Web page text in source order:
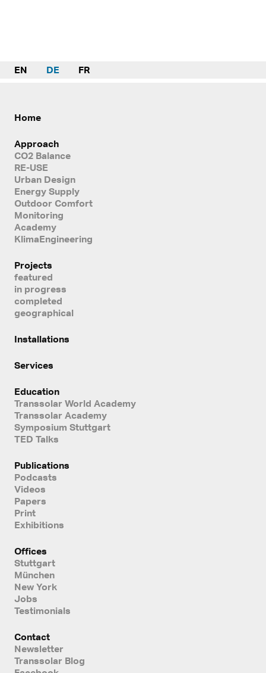
EN DE FR
Home
Approach
CO2 Balance
RE-USE
Urban Design
Energy Supply
Outdoor Comfort
Monitoring
Academy
KlimaEngineering
Projects
featured
in progress
completed
geographical
Installations
Services
Education
Transsolar World Academy
Transsolar Academy
Symposium Stuttgart
TED Talks
Publications
Podcasts
Videos
Papers
Print
Exhibitions
Offices
Stuttgart
München
New York
Jobs
Testimonials
Contact
Newsletter
Transsolar Blog